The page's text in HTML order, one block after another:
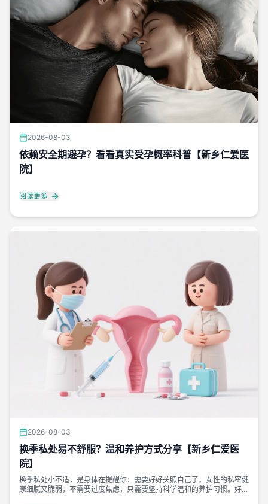
2026-08-03
依赖安全期避孕？看看真实受孕概率科普【新乡仁爱医
院】
阅读更多
2026-08-03
换季私处易不舒服？温和养护方式分享【新乡仁爱医
院】
换季私处小不适，是身体在提醒你：需要好好关照自己了。女性的私密健
康细腻又脆弱，不需要过度焦虑，只需要坚持科学温和的养护习惯。好好